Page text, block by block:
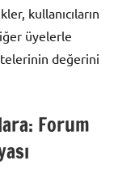
kullanıcıların
üyelerle
değerini
Forum